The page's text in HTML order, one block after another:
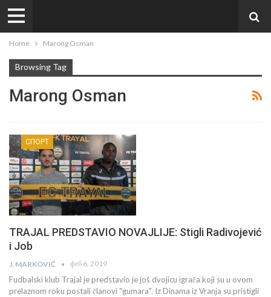
Home Marong Osman
Browsing Tag
Marong Osman
СПОРТ
TRAJAL PREDSTAVIO NOVAJLIJE: Stigli Radivojević
i Job
J. MARKOVIĆ феб 6, 2019
Fudbalski klub Trajal je predstavio je još dvojicu igrača koji su u ovom
prelaznom roku postali članovi "gumara". Iz Dinama iz Vranja su pristigli